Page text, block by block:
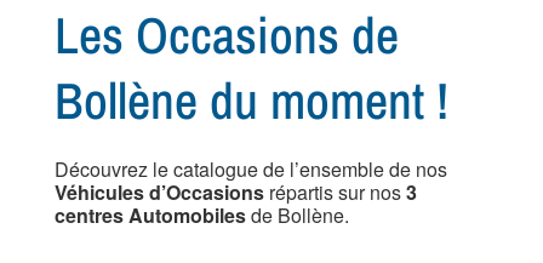
Les Occasions de
Bollène du moment !
Découvrez le catalogue de l’ensemble de nos
Véhicules d’Occasionsrépartis sur nos3
centres Automobilesde Bollène.